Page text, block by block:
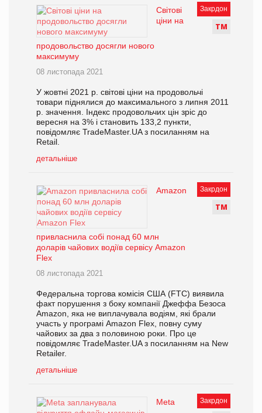
Закрдон
ТМ
Світові
ціни на
продовольство досягли нового
максимуму
08 листопада 2021
У жовтні 2021 р. світові ціни на продовольчі
товари піднялися до максимального з липня 2011
р. значення. Індекс продовольчих цін зріс до
вересня на 3% і становить 133,2 пункти,
повідомляє TradeMaster.UA з посиланням на
Retail.
детальніше
Закрдон
ТМ
Amazon
привласнила собі понад 60 млн
доларів чайових водіїв сервісу Amazon
Flex
08 листопада 2021
Федеральна торгова комісія США (FTC) виявила
факт порушення з боку компанії Джеффа Безоса
Amazon, яка не виплачувала водіям, які брали
участь у програмі Amazon Flex, повну суму
чайових за два з половиною роки. Про це
повідомляє TradeMaster.UA з посиланням на New
Retailer.
детальніше
Закрдон
Meta